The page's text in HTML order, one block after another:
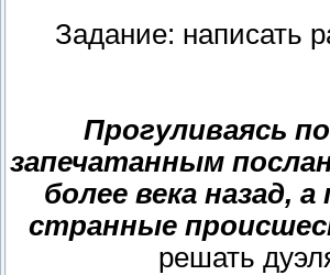
Задание: написать
Прогуливаясь
запечатанным
более века назад,
странные
решать